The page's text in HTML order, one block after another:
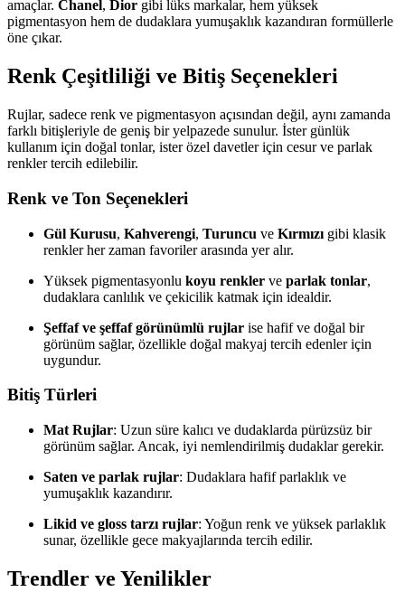
amaçlar. Chanel , Dior gibi lüks markalar, hem yüksek
pigmentasyon hem de dudaklara yumuşaklık kazandıran formüllerle
öne çıkar.
Renk Çeşitliliği ve Bitiş Seçenekleri
Rujlar, sadece renk ve pigmentasyon açısından değil, aynı zamanda
farklı bitişleriyle de geniş bir yelpazede sunulur. İster günlük
kullanım için doğal tonlar, ister özel davetler için cesur ve parlak
renkler tercih edilebilir.
Renk ve Ton Seçenekleri
Gül Kurusu, Kahverengi, Turuncu ve Kırmızı gibi klasik
renkler her zaman favoriler arasında yer alır.
Yüksek pigmentasyonlu koyu renkler ve parlak tonlar,
dudaklara canlılık ve çekicilik katmak için idealdir.
Şeffaf ve şeffaf görünümlü rujlar ise hafif ve doğal bir
görünüm sağlar, özellikle doğal makyaj tercih edenler için
uygundur.
Bitiş Türleri
Mat Rujlar: Uzun süre kalıcı ve dudaklarda pürüzsüz bir
görünüm sağlar. Ancak, iyi nemlendirilmiş dudaklar gerekir.
Saten ve parlak rujlar: Dudaklara hafif parlaklık ve
yumuşaklık kazandırır.
Likid ve gloss tarzı rujlar: Yoğun renk ve yüksek parlaklık
sunar, özellikle gece makyajlarında tercih edilir.
Trendler ve Yenilikler